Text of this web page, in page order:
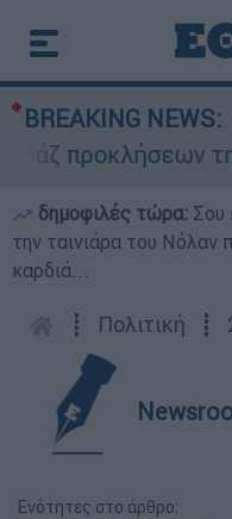
BREAKING NEWS:
της
δημοφιλές τώρα: Σου
την ταινιάρα του Νόλαν
καρδιά...
┋ Πολιτική ┋
Ενότητες στο άρθρο: